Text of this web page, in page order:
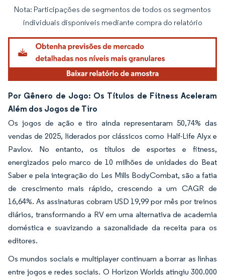
Imagem © Mordor Intelligence. O reuso requer atribuição conforme CC BY 4.0.
Nota: Participações de segmentos de todos os segmentos
individuais disponíveis mediante compra do relatório
Por Gênero de Jogo: Os Títulos de Fitness Aceleram
Além dos Jogos de Tiro
Os jogos de ação e tiro ainda representaram 50,74% das
vendas de 2025, liderados por clássicos como Half-Life Alyx e
Pavlov. No entanto, os títulos de esportes e fitness,
energizados pelo marco de 10 milhões de unidades do Beat
Saber e pela integração do Les Mills BodyCombat, são a fatia
de crescimento mais rápido, crescendo a um CAGR de
16,64%. As assinaturas cobram USD 19,99 por mês por treinos
diários, transformando a RV em uma alternativa de academia
doméstica e suavizando a sazonalidade da receita para os
editores.
Os mundos sociais e multiplayer continuam a borrar as linhas
entre jogos e redes sociais. O Horizon Worlds atingiu 300.000